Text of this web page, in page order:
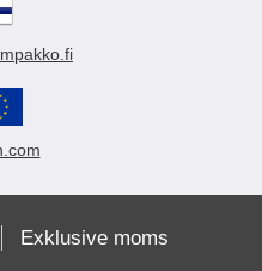
Exklusive moms